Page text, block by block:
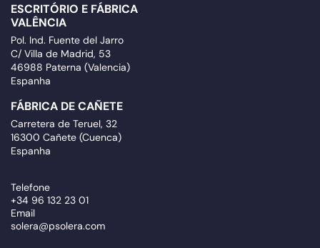
ESCRITÓRIO E FÁBRICA
VALÊNCIA
Pol. Ind. Fuente del Jarro
C/ Villa de Madrid, 53
46988 Paterna (Valencia)
Espanha
FÁBRICA DE CAÑETE
Carretera de Teruel, 32
16300 Cañete (Cuenca)
Espanha
Telefone
+34 96 132 23 01
Email
solera@psolera.com